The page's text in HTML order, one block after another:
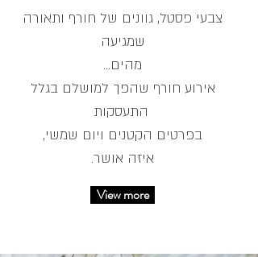
צבעי פסטל, גוונים של חורף ותאורה
שמגיעה
...מהים
אירוע חורף שהפך למושלם בגלל
,בפרטים הקטנים ויום שמשי
.איזה אושר
View more